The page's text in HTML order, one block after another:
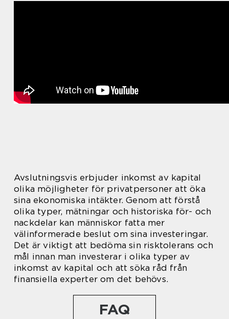
Avslutningsvis erbjuder inkomst av kapital
olika möjligheter för privatpersoner att öka
sina ekonomiska intäkter. Genom att förstå
olika typer, mätningar och historiska för- och
nackdelar kan människor fatta mer
välinformerade beslut om sina investeringar.
Det är viktigt att bedöma sin risktolerans och
mål innan man investerar i olika typer av
inkomst av kapital och att söka råd från
finansiella experter om det behövs.
FAQ